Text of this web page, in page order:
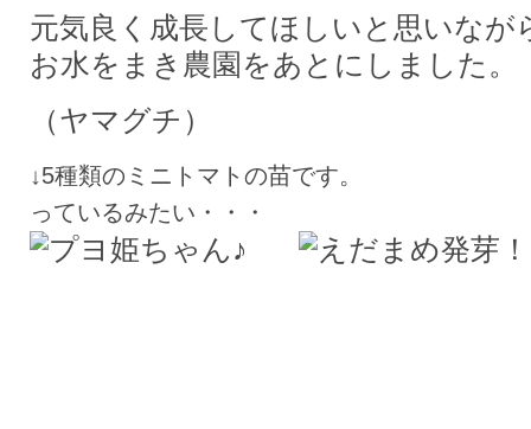
元気良く成長してほしいと思いなが
お水をまき農園をあとにしました。
（ヤマグチ）
↓5種類のミニトマトの苗です。
っているみたい・・・